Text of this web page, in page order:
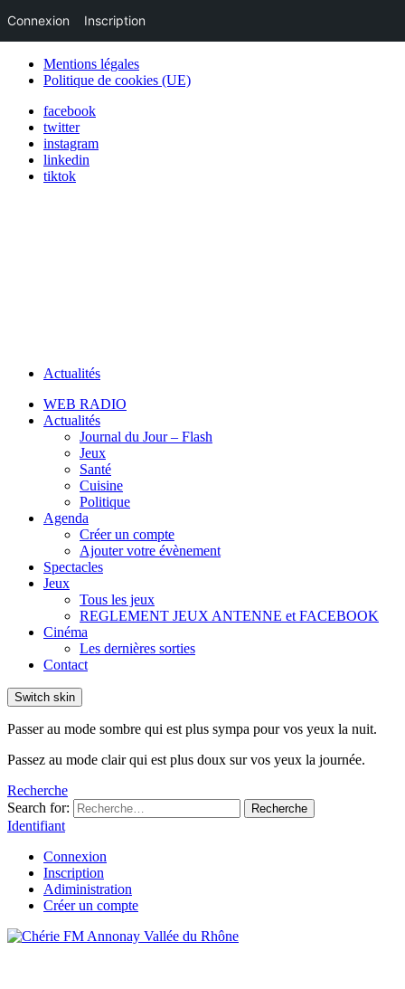
Mentions légales
Politique de cookies (UE)
facebook
twitter
instagram
linkedin
tiktok
Actualités
WEB RADIO
Actualités
Journal du Jour – Flash
Jeux
Santé
Cuisine
Politique
Agenda
Créer un compte
Ajouter votre évènement
Spectacles
Jeux
Tous les jeux
REGLEMENT JEUX ANTENNE et FACEBOOK
Cinéma
Les dernières sorties
Contact
Switch skin
Passer au mode sombre qui est plus sympa pour vos yeux la nuit.
Passez au mode clair qui est plus doux sur vos yeux la journée.
Recherche
Search for:
Recherche
Identifiant
Connexion
Inscription
Adiministration
Créer un compte
Connexion Inscription